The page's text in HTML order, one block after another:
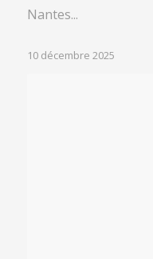
Nantes...
10 décembre 2025